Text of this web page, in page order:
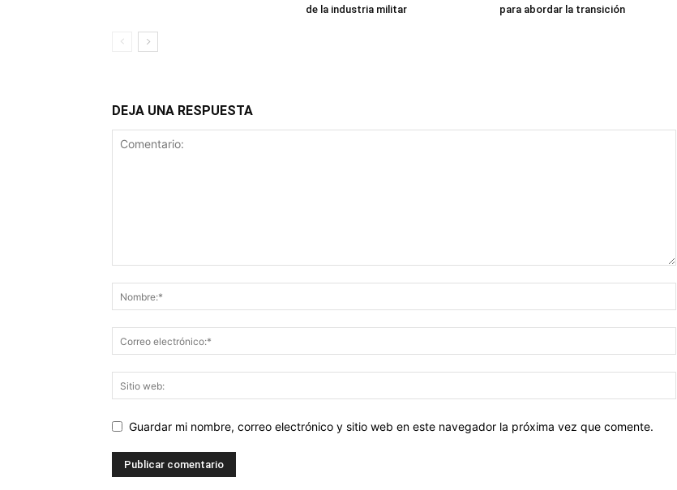
de la industria militar
para abordar la transición
DEJA UNA RESPUESTA
Guardar mi nombre, correo electrónico y sitio web en este navegador la próxima vez que comente.